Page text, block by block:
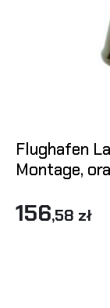
Flughafen
Montage,
156,58 zł